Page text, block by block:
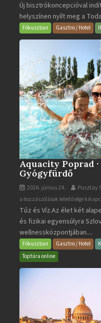
Bistro
&
Bar
bejegyzéshez
Új bisztrókoncepcióval
helyszínen nyílt meg a
Fókuszban Gasztro / Hotel
Aquacity Poprad
Gyógyfürdő
2026. június 24. Pusztay
Aquacity
Poprad
·
Wellness
és
Gyógyfürdő
a hozzászólások lehetősége
Tűz és Víz.Az élet két
és fizikai egyensúlyra
wellnessközpontjában....
Fókuszban Gasztro / Hotel
Toptúra online